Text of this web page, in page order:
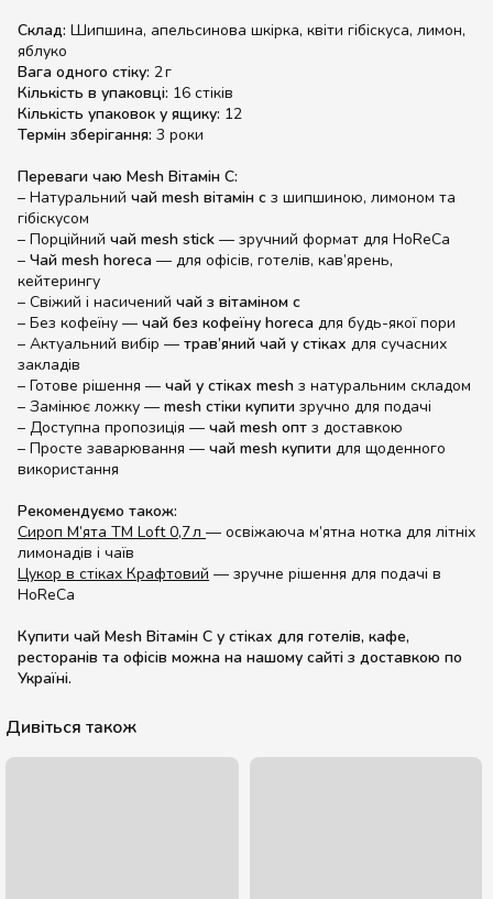
Склад: Шипшина, апельсинова шкірка, квіти гібіскуса, лимон,
яблуко
Вага одного стіку: 2 г
Кількість в упаковці: 16 стіків
Кількість упаковок у ящику: 12
Термін зберігання: 3 роки
Переваги чаю Mesh Вітамін С:
– Натуральний чай mesh вітамін с з шипшиною, лимоном та
гібіскусом
– Порційний чай mesh stick — зручний формат для HoReCa
– Чай mesh horeca — для офісів, готелів, кав’ярень,
кейтерингу
– Свіжий і насичений чай з вітаміном с
– Без кофеїну — чай без кофеїну horeca для будь-якої пори
– Актуальний вибір — трав’яний чай у стіках для сучасних
закладів
– Готове рішення — чай у стіках mesh з натуральним складом
– Замінює ложку — mesh стіки купити зручно для подачі
– Доступна пропозиція — чай mesh опт з доставкою
– Просте заварювання — чай mesh купити для щоденного
використання
Рекомендуємо також:
Сироп М’ята TM Loft 0,7 л — освіжаюча м’ятна нотка для літніх
лимонадів і чаїв
Цукор в стіках Крафтовий — зручне рішення для подачі в
HoReCa
Купити чай Mesh Вітамін С у стіках для готелів, кафе,
ресторанів та офісів можна на нашому сайті з доставкою по
Україні.
Дивіться також